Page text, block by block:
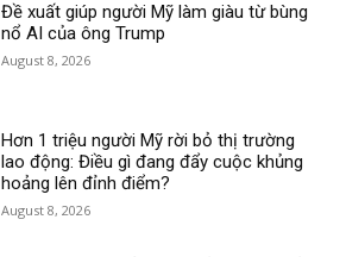
Đề xuất giúp người Mỹ làm giàu từ bùng
nổ AI của ông Trump
August 8, 2026
Hơn 1 triệu người Mỹ rời bỏ thị trường
lao động: Điều gì đang đẩy cuộc khủng
hoảng lên đỉnh điểm?
August 8, 2026